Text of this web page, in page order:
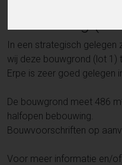
In een strategisch gelegen
wij deze bouwgrond (lot 1)
Erpe is zeer goed gelegen
De bouwgrond meet 486
halfopen bebouwing.
Bouwvoorschriften op
Voor meer informatie en/